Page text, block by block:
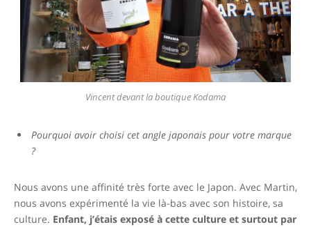
Vincent devant la boutique Kodama
Pourquoi avoir choisi cet angle japonais pour votre marque
?
Nous avons une affinité très forte avec le Japon. Avec Martin,
nous avons expérimenté la vie là-bas avec son histoire, sa
culture. Enfant, j’étais exposé à cette culture et surtout par